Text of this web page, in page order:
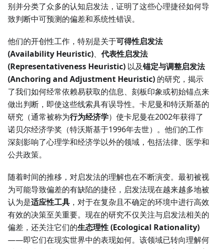
别并分类了众多的认知启发法，证明了这些心理捷径如何导
致判断中可预测的偏差和系统性错误。
他们的开创性工作，特别是关于可得性启发法
(Availability Heuristic)、 代表性启发法
(Representativeness Heuristic) 以及锚定与调整启发法
(Anchoring and Adjustment Heuristic) 的研究，揭示
了我们如何经常依赖易获取的信息、刻板印象或初始锚点来
做出判断，即使这些线索具有误导性。卡尼曼和特沃斯基的
研究（通常被称为行为经济学）使卡尼曼在2002年获得了
诺贝尔经济学奖（特沃斯基于1996年去世）。他们的工作
深刻影响了心理学和经济学以外的领域，包括法律、医学和
公共政策。
随着时间的推移，对启发法的理解也在不断演变。最初被视
为可能导致偏差的有缺陷的捷径，启发法现在越来越多地被
认为是适应性工具 ，对于在复杂且不确定的环境中进行高效
有效的决策至关重要。现在的研究不仅关注与启发法相关的
偏差，还关注它们的生态理性 (Ecological Rationality)
——即它们在现实世界中的表现如何。该领域已转向理解何